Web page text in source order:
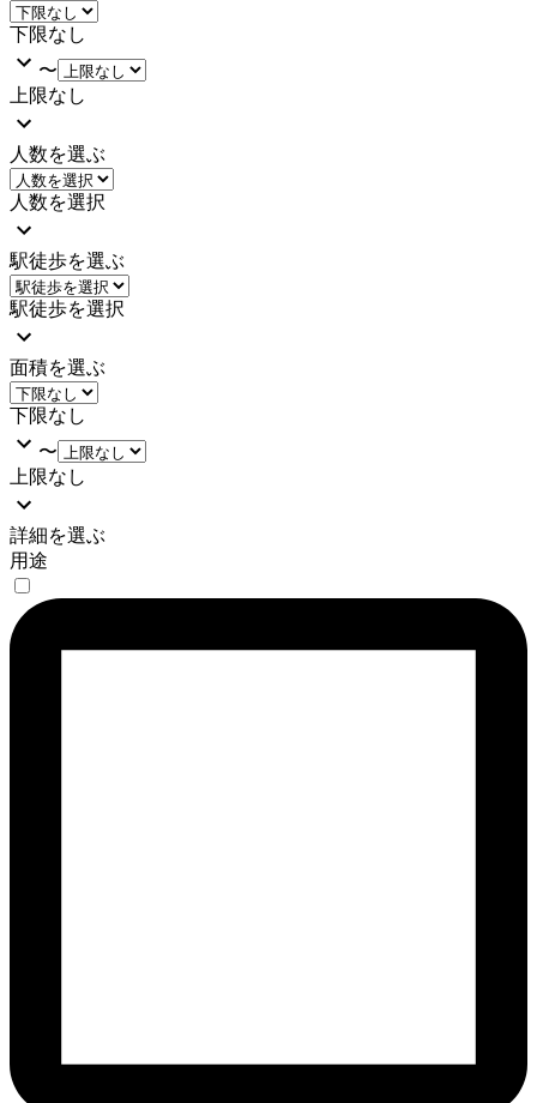
下限なし
〜
上限なし
人数を選ぶ
人数を選択
駅徒歩を選ぶ
駅徒歩を選択
面積を選ぶ
下限なし
〜
上限なし
詳細を選ぶ
用途